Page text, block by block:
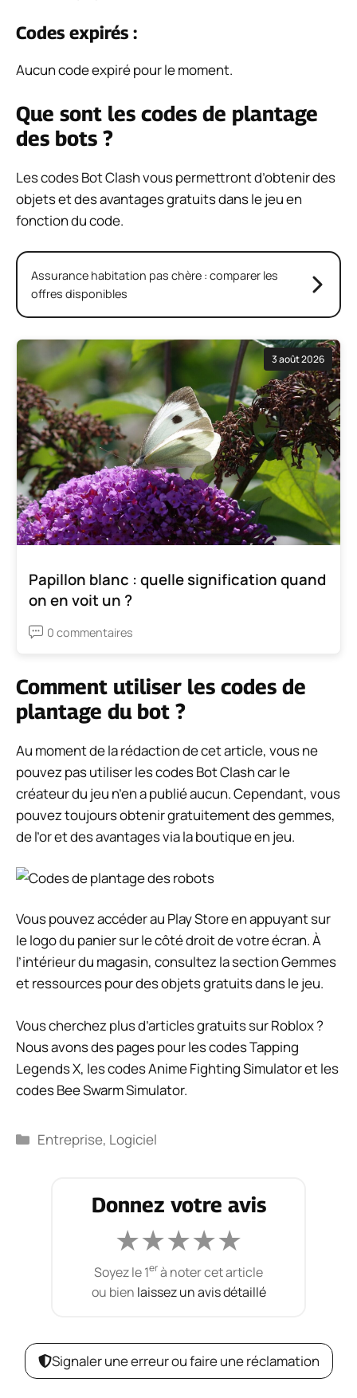
Codes expirés :
Aucun code expiré pour le moment.
Que sont les codes de plantage
des bots ?
Les codes Bot Clash vous permettront d’obtenir des
objets et des avantages gratuits dans le jeu en
fonction du code.
Assurance habitation pas chère : comparer les
offres disponibles
3 août 2026
Papillon blanc : quelle signification quand
on en voit un ?
0 commentaires
Comment utiliser les codes de
plantage du bot ?
Au moment de la rédaction de cet article, vous ne
pouvez pas utiliser les codes Bot Clash car le
créateur du jeu n’en a publié aucun. Cependant, vous
pouvez toujours obtenir gratuitement des gemmes,
de l’or et des avantages via la boutique en jeu.
Vous pouvez accéder au Play Store en appuyant sur
le logo du panier sur le côté droit de votre écran. À
l’intérieur du magasin, consultez la section Gemmes
et ressources pour des objets gratuits dans le jeu.
Vous cherchez plus d’articles gratuits sur Roblox ?
Nous avons des pages pour les codes Tapping
Legends X, les codes Anime Fighting Simulator et les
codes Bee Swarm Simulator.
Catégories
Entreprise, Logiciel
Donnez votre avis
★★★★★
Soyez le 1erà noter cet article
ou bien laissez un avis détaillé
Signaler une erreur ou faire une réclamation